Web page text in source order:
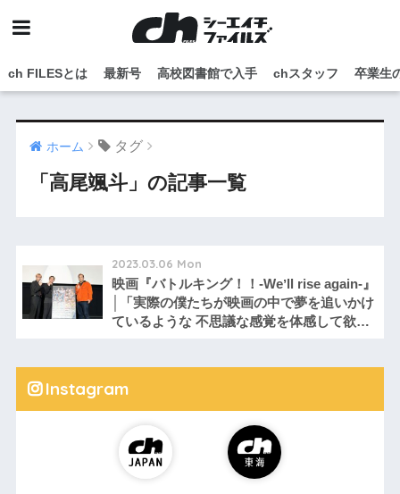
ch FILESとは 最新号 高校図書館で入手 chスタッフ 卒業生
ホーム タグ
「高尾颯斗」の記事一覧
2023.03.06 Mon
映画『バトルキング！！-Weʼll rise again-』
│「実際の僕たちが映画の中で夢を追いかけ
ているような 不思議な感覚を体感して欲し
Instagram